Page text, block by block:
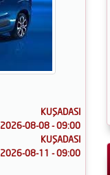
KUŞADASI
2026-08-08 - 09:00
KUŞADASI
2026-08-11 - 09:00